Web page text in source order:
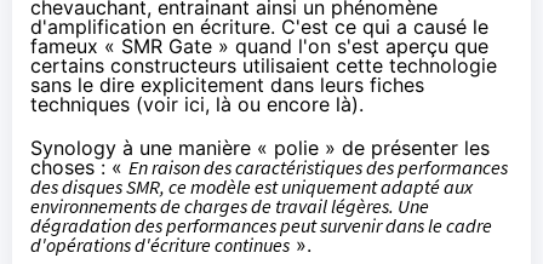
chevauchant, entrainant ainsi un phénomène
d'amplification en écriture. C'est ce qui a causé le
fameux « SMR Gate » quand l'on s'est aperçu que
certains constructeurs utilisaient cette technologie
sans le dire explicitement dans leurs fiches
techniques (voir ici, là ou encore là).
Synology à une manière « polie » de présenter les
choses: « En raison des caractéristiques des performances
des disques SMR, ce modèle est uniquement adapté aux
environnements de charges de travail légères. Une
dégradation des performances peut survenir dans le cadre
d'opérations d'écriture continues ».